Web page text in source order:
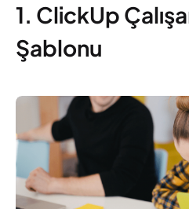
1. ClickUp
Şablonu